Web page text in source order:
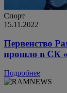
Спорт
15.11.2022
Первенство
прошло в СК
Подробнее